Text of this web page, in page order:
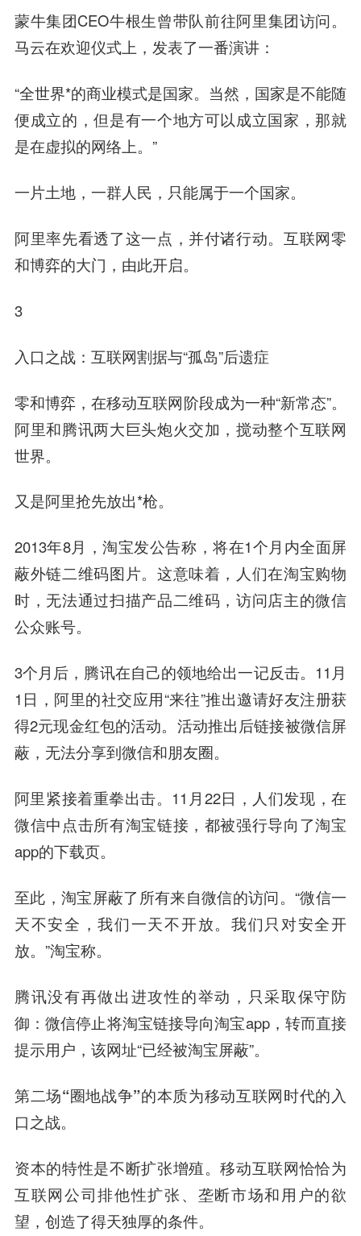
蒙牛集团CEO牛根生曾带队前往阿里集团访问。
马云在欢迎仪式上，发表了一番演讲：
“全世界*的商业模式是国家。当然，国家是不能随
便成立的，但是有一个地方可以成立国家，那就
是在虚拟的网络上。”
一片土地，一群人民，只能属于一个国家。
阿里率先看透了这一点，并付诸行动。互联网零
和博弈的大门，由此开启。
3
入口之战：互联网割据与“孤岛”后遗症
零和博弈，在移动互联网阶段成为一种“新常态”。
阿里和腾讯两大巨头炮火交加，搅动整个互联网
世界。
又是阿里抢先放出*枪。
2013年8月，淘宝发公告称，将在1个月内全面屏
蔽外链二维码图片。这意味着，人们在淘宝购物
时，无法通过扫描产品二维码，访问店主的微信
公众账号。
3个月后，腾讯在自己的领地给出一记反击。11月
1日，阿里的社交应用“来往”推出邀请好友注册获
得2元现金红包的活动。活动推出后链接被微信屏
蔽，无法分享到微信和朋友圈。
阿里紧接着重拳出击。11月22日，人们发现，在
微信中点击所有淘宝链接，都被强行导向了淘宝
app的下载页。
至此，淘宝屏蔽了所有来自微信的访问。“微信一
天不安全，我们一天不开放。我们只对安全开
放。”淘宝称。
腾讯没有再做出进攻性的举动，只采取保守防
御：微信停止将淘宝链接导向淘宝app，转而直接
提示用户，该网址“已经被淘宝屏蔽”。
第二场“圈地战争”的本质为移动互联网时代的入
口之战。
资本的特性是不断扩张增殖。移动互联网恰恰为
互联网公司排他性扩张、垄断市场和用户的欲
望，创造了得天独厚的条件。